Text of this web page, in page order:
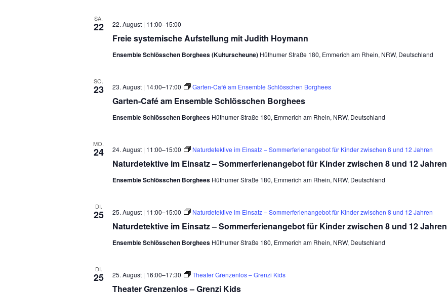
SA.
22
Freie systemische Aufstellung mit Judith Hoymann
22. August | 11:00–15:00
Ensemble Schlösschen Borghees (Kulturscheune) Hüthumer Straße 180, Emmerich am Rhein, NRW, Deutschland
SO.
23
Garten-Café am Ensemble Schlösschen Borghees
23. August | 14:00–17:00 Garten-Café am Ensemble Schlösschen Borghees
Ensemble Schlösschen Borghees Hüthumer Straße 180, Emmerich am Rhein, NRW, Deutschland
MO.
24
Naturdetektive im Einsatz – Sommerferienangebot für Kinder zwischen 8 und 12 Jahren
24. August | 11:00–15:00 Naturdetektive im Einsatz – Sommerferienangebot für Kinder zwischen 8 und 12 Jahren
Ensemble Schlösschen Borghees Hüthumer Straße 180, Emmerich am Rhein, NRW, Deutschland
DI.
25
Naturdetektive im Einsatz – Sommerferienangebot für Kinder zwischen 8 und 12 Jahren
25. August | 11:00–15:00 Naturdetektive im Einsatz – Sommerferienangebot für Kinder zwischen 8 und 12 Jahren
Ensemble Schlösschen Borghees Hüthumer Straße 180, Emmerich am Rhein, NRW, Deutschland
DI.
25
Theater Grenzenlos – Grenzi Kids
25. August | 16:00–17:30 Theater Grenzenlos – Grenzi Kids